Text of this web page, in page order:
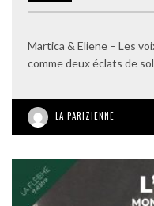
Martica & Eliene – Les
comme deux éclats de
LA PARIZIENNE